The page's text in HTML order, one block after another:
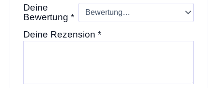
Deine
Bewertung *
Deine Rezension *